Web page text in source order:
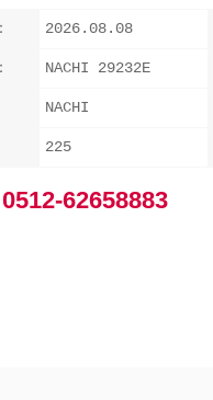
2026.08.08
NACHI 29232E
NACHI
225
0512-62658883